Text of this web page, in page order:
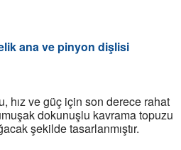
ana ve pinyon dişlisi
hız ve güç için son derece rahat
dokunuşlu kavrama topuzu
şekilde tasarlanmıştır.